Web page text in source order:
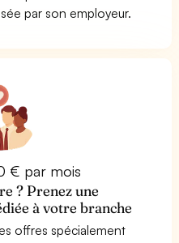
par son employeur.
€ par mois
? Prenez une
à votre branche
offres spécialement